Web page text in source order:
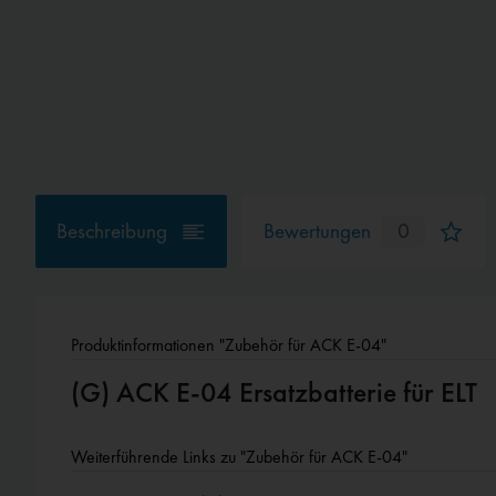
Beschreibung Bewertungen 0
Produktinformationen "Zubehör für ACK E-04"
(G) ACK E-04 Ersatzbatterie für ELT
Weiterführende Links zu "Zubehör für ACK E-04"